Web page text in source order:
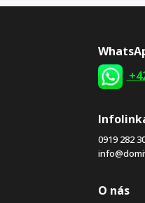
0919 282
O nás